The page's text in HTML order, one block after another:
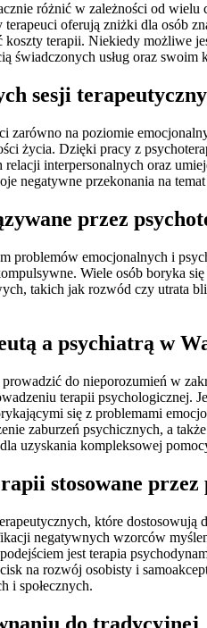
różnić w zależności od
terapeuci oferują zniżki dla
terapii. Niekiedy
świadczonych usług oraz swoim
sesji
zarówno na poziomie
życia. Dzięki pracy z
interpersonalnych oraz
negatywne przekonania na
przez
problemów emocjonalnych i
Wiele osób boryka
takich jak rozwód czy utrata
a psychiatrą w
do nieporozumień w
terapii psychologicznej.
się z problemami
zaburzeń psychicznych, a
uzyskania kompleksowej
stosowane przez
które
negatywnych wzorców
jest terapia
na rozwój osobisty i
i społecznych.
do tradycyjnej